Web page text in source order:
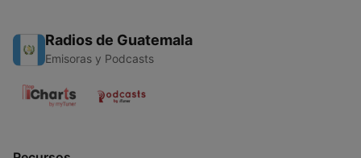
Radios de Guatemala
Emisoras y Podcasts